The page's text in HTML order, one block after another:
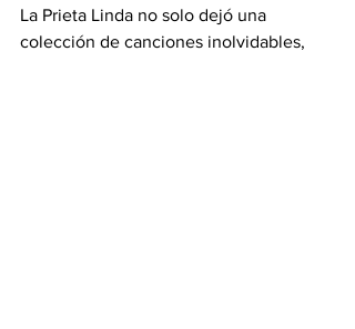
La Prieta Linda no solo dejó una
colección de canciones inolvidables,